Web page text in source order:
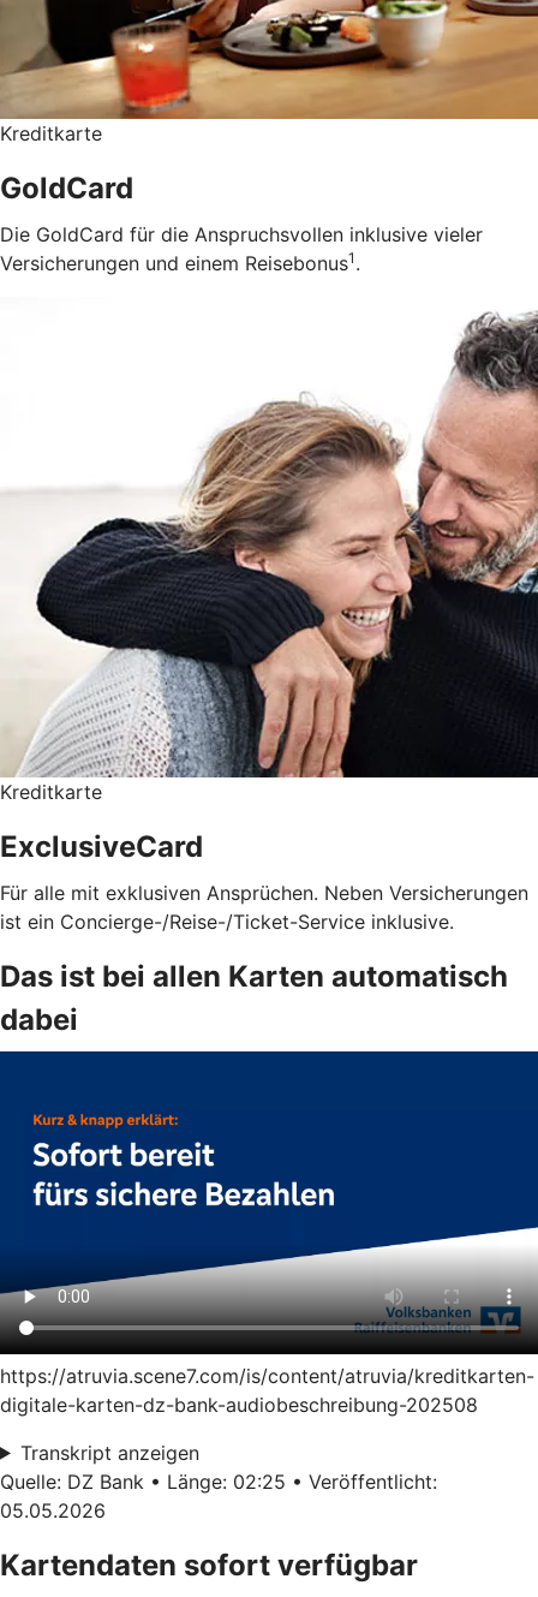
Kreditkarte
GoldCard
Die GoldCard für die Anspruchsvollen inklusive vieler
Versicherungen und einem Reisebonus1 .
Kreditkarte
ExclusiveCard
Für alle mit exklusiven Ansprüchen. Neben Versicherungen
ist ein Concierge-/Reise-/Ticket-Service inklusive.
Das ist bei allen Karten automatisch
dabei
https://atruvia.scene7.com/is/content/atruvia/kreditkarten-
digitale-karten-dz-bank-audiobeschreibung-202508
Transkript anzeigen
Quelle: DZ Bank • Länge: 02:25 • Veröffentlicht:
05.05.2026
Kartendaten sofort verfügbar